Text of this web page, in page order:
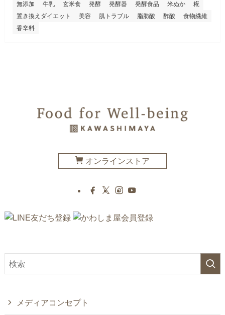
無添加
牛乳 玄米食 発酵 発酵器 発酵食品 米ぬか
糀
置き換えダイエット
美容 肌トラブル 脂肪酸 酢酸
食物繊維
香辛料
オンラインストア
メディアコンセプト